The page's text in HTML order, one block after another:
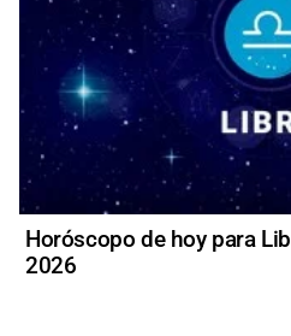
Horóscopo de hoy para
2026